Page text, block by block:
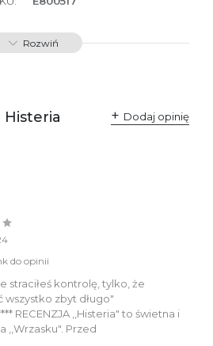
za
Wydawnictwo Poznańskie
Sp. z o.o.
+48 61 623 38 38
Rozwiń
Histeria
Dodaj opinię
do opinii
straciłeś kontrolę, tylko, że
wszystko zbyt długo"
RECENZJA ,,Histeria" to świetna i
,,Wrzasku". Przed